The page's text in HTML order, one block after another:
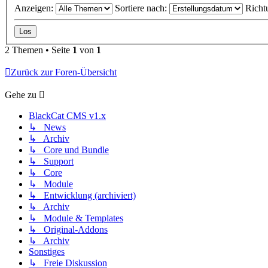
Anzeigen: Sortiere nach:
2 Themen • Seite 1 von 1
Zurück zur Foren-Übersicht
Gehe zu
BlackCat CMS v1.x
↳ News
↳ Archiv
↳ Core und Bundle
↳ Support
↳ Core
↳ Module
↳ Entwicklung (archiviert)
↳ Archiv
↳ Module & Templates
↳ Original-Addons
↳ Archiv
Sonstiges
↳ Freie Diskussion